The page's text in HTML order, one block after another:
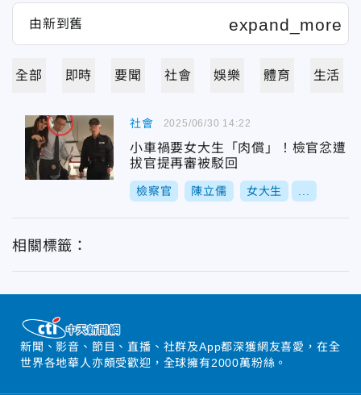
全部 即時 要聞 社會 娛樂 體育 生活
社會
小車禍要女大生「肉償」！檢官忿遭
拔官提再審被駁回
檢察官 陳立儒 女大生
2025/06/30 14:22
相關標籤：
新聞、影音、節目、直播、社群及App都深獲網友喜愛，在全
世界各地華人亦頗受歡迎，全球擁有2000萬粉絲。